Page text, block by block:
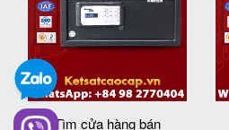
Tìm cửa hàng bán